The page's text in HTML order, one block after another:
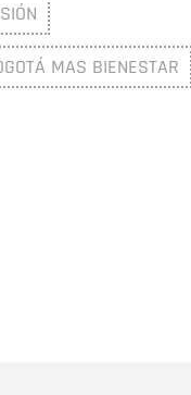
MAS BIENESTAR